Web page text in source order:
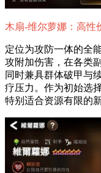
木扇-维尔萝娜：高性
定位为攻防一体的全
攻附加伤害，在各类
同时兼具群体破甲与
疗压力。作为初始选
特别适合资源有限的